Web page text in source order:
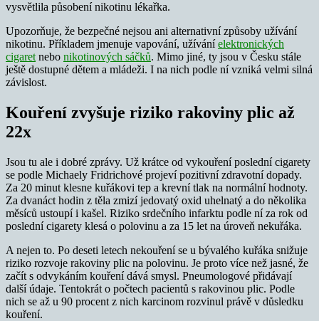
vysvětlila působení nikotinu lékařka.
Upozorňuje, že bezpečné nejsou ani alternativní způsoby užívání
nikotinu. Příkladem jmenuje vapování, užíváníelektronických
cigaret nebo nikotinových sáčků. Mimo jiné, ty jsou v Česku stále
ještě dostupné dětem a mládeži. I na nich podle ní vzniká velmi silná
závislost.
Kouření zvyšuje riziko rakoviny plic až
22x
Jsou tu ale i dobré zprávy. Už krátce od vykouření poslední cigarety
se podle Michaely Fridrichové projeví pozitivní zdravotní dopady.
Za 20 minut klesne kuřákovi tep a krevní tlak na normální hodnoty.
Za dvanáct hodin z těla zmizí jedovatý oxid uhelnatý a do několika
měsíců ustoupí i kašel. Riziko srdečního infarktu podle ní za rok od
poslední cigarety klesá o polovinu a za 15 let na úroveň nekuřáka.
A nejen to. Po deseti letech nekouření se u bývalého kuřáka snižuje
riziko rozvoje rakoviny plic na polovinu. Je proto více než jasné, že
začít s odvykáním kouření dává smysl. Pneumologové přidávají
další údaje. Tentokrát o počtech pacientů s rakovinou plic. Podle
nich se až u 90 procent z nich karcinom rozvinul právě v důsledku
kouření.